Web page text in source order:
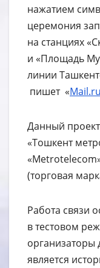
нажатием
церемония
на станциях
и «Площадь
линии
пишет «
Данный
«Тошкент
(торговая
Работа связи
в тестовом
организаторы
является